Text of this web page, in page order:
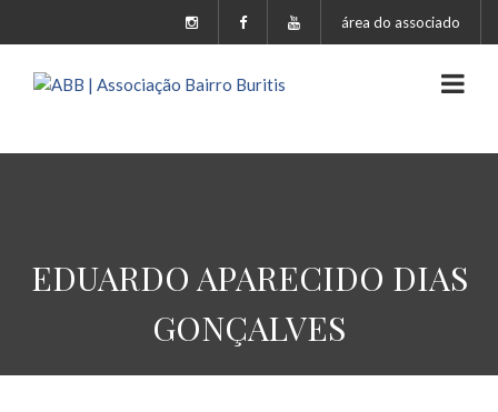
área do associado
EDUARDO APARECIDO DIAS
GONÇALVES